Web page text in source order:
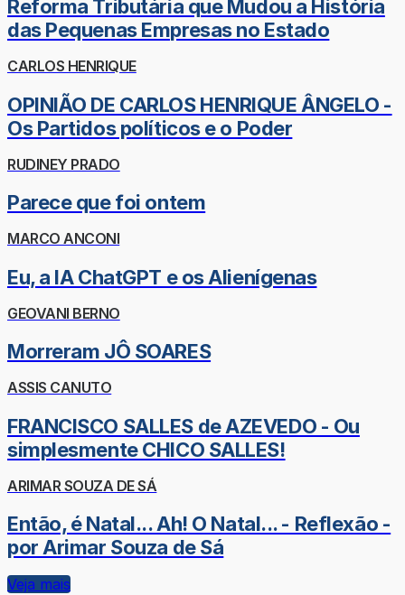
Reforma Tributária que Mudou a História
das Pequenas Empresas no Estado
CARLOS HENRIQUE
OPINIÃO DE CARLOS HENRIQUE ÂNGELO -
Os Partidos políticos e o Poder
RUDINEY PRADO
Parece que foi ontem
MARCO ANCONI
Eu, a IA ChatGPT e os Alienígenas
GEOVANI BERNO
Morreram JÔ SOARES
ASSIS CANUTO
FRANCISCO SALLES de AZEVEDO - Ou
simplesmente CHICO SALLES!
ARIMAR SOUZA DE SÁ
Então, é Natal... Ah! O Natal... - Reflexão -
por Arimar Souza de Sá
Veja mais